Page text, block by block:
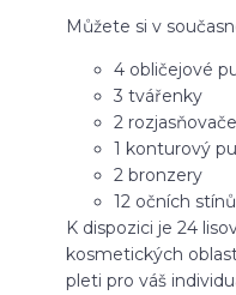
Můžete si v
4 obličejové
3 tvářenky
2 rozjasňovače
1 konturový
2 bronzery
12 očních stínů
K dispozici je 24
kosmetických
pleti pro váš